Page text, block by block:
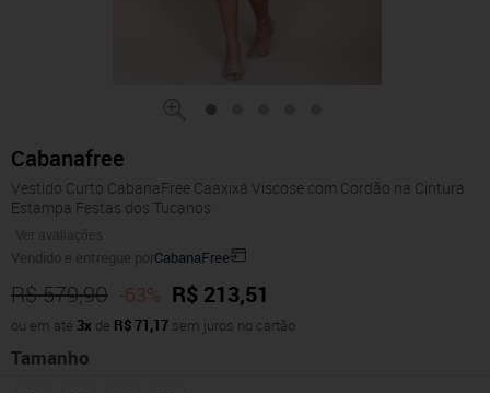
Cabanafree
Vestido Curto CabanaFree Caaxixá Viscose com Cordão na Cintura
Estampa Festas dos Tucanos
Ver avaliações
Vendido e entregue porCabanaFree
R$ 579,90 -63% R$ 213,51
ou em até 3x de R$ 71,17 sem juros no cartão
Tamanho